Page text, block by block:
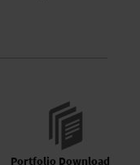
Portfolio Download